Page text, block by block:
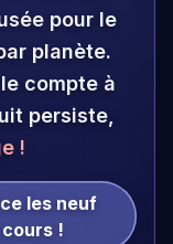
pour le
planète.
compte à
persiste,
!
les neuf
!